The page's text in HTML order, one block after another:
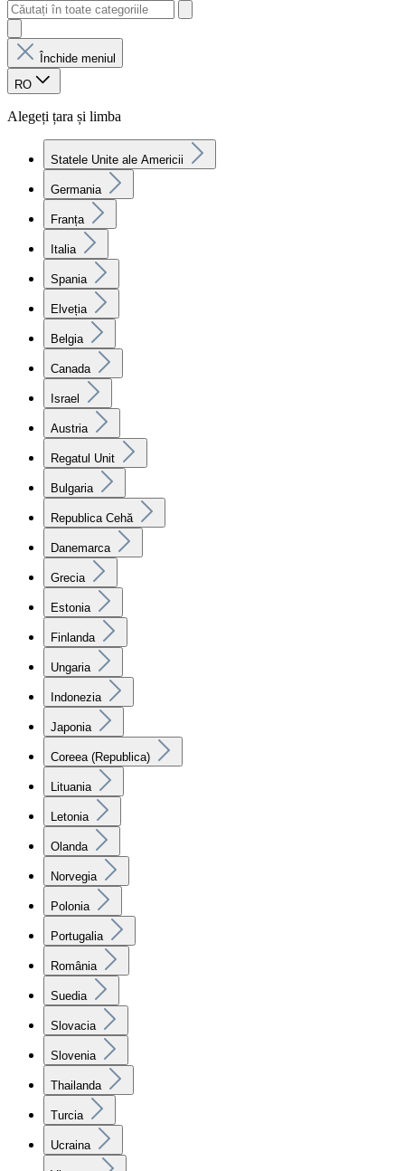
Închide meniul
RO
Alegeți țara și limba
Statele Unite ale Americii
Germania
Franța
Italia
Spania
Elveția
Belgia
Canada
Israel
Austria
Regatul Unit
Bulgaria
Republica Cehă
Danemarca
Grecia
Estonia
Finlanda
Ungaria
Indonezia
Japonia
Coreea (Republica)
Lituania
Letonia
Olanda
Norvegia
Polonia
Portugalia
România
Suedia
Slovacia
Slovenia
Thailanda
Turcia
Ucraina